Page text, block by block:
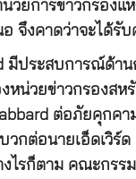
วยการข่าวกรอง
จึงคาดว่าจะได้รั
มีประสบการณ์ด้า
หน่วยข่าวกรองสห
ต่อภัยคุกคา
วกต่อนายเอ็ดเวิร์
งไรก็ตาม คณะกรร